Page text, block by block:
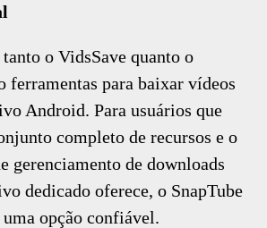
tanto o VidsSave quanto o
ferramentas para baixar vídeos
Android. Para usuários que
completo de recursos e o
gerenciamento de downloads
dedicado oferece, o SnapTube
opção confiável.